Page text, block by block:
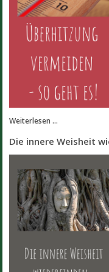
Weiterlesen ...
Die innere Weisheit